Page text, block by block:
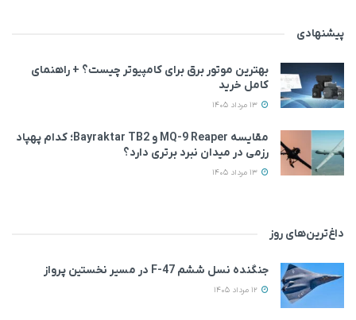
پیشنهادی
بهترین موتور برق برای کامپیوتر چیست؟ + راهنمای
کامل خرید
مقایسه MQ-9 Reaper و Bayraktar TB2؛ کدام پهپاد
رزمی در میدان نبرد برتری دارد؟
داغ‌ترین‌های روز
جنگنده نسل ششم F-47 در مسیر نخستین پرواز